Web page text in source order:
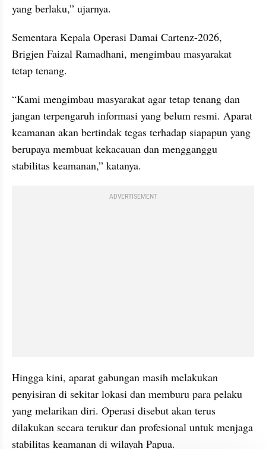
yang berlaku,” ujarnya.
Sementara Kepala Operasi Damai Cartenz-2026,
Brigjen Faizal Ramadhani, mengimbau masyarakat
tetap tenang.
“Kami mengimbau masyarakat agar tetap tenang dan
jangan terpengaruh informasi yang belum resmi. Aparat
keamanan akan bertindak tegas terhadap siapapun yang
berupaya membuat kekacauan dan mengganggu
stabilitas keamanan,” katanya.
ADVERTISEMENT
Hingga kini, aparat gabungan masih melakukan
penyisiran di sekitar lokasi dan memburu para pelaku
yang melarikan diri. Operasi disebut akan terus
dilakukan secara terukur dan profesional untuk menjaga
stabilitas keamanan di wilayah Papua.